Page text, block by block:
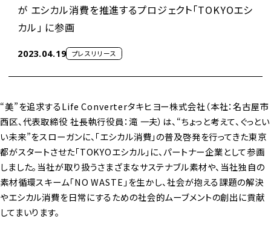
が エシカル消費を推進するプロジェクト「TOKYOエシ
カル」 に参画
2023.04.19 プレスリリース
“美”を追求するLife Converterタキヒヨー株式会社（本社：名古屋市
西区、代表取締役 社長執行役員：滝 一夫）は、“ちょっと考えて、ぐっとい
い未来”をスローガンに、「エシカル消費」の普及啓発を行ってきた東京
都がスタートさせた「TOKYOエシカル」に、パートナー企業として参画
しました。当社が取り扱うさまざまなサステナブル素材や、当社独自の
素材循環スキーム「NO WASTE」を生かし、社会が抱える課題の解決
やエシカル消費を日常にするための社会的ムーブメントの創出に貢献
してまいります。